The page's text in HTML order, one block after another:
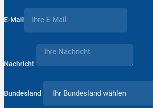
E-Mail
Nachricht
Bundesland